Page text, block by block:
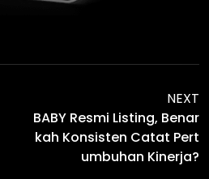
NEXT
BABY Resmi Listing, Benar
Kah Konsisten Catat Pert
Umbuhan Kinerja?